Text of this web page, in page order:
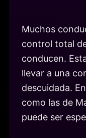
Muchos
control total
conducen.
llevar a una
descuidada.
como las de
puede ser